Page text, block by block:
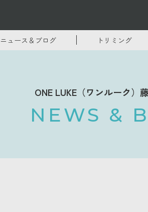
ニュース＆ブログ トリミング
ONE LUKE（ワンルーク）
NEWS &